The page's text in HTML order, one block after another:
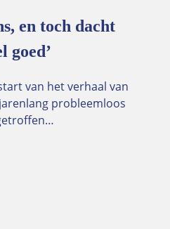
en toch dacht
goed’
van het verhaal van
probleemloos